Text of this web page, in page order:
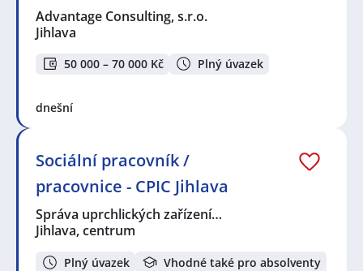
Advantage Consulting, s.r.o.
Jihlava
50 000 – 70 000 Kč Plný úvazek
dnešní
Sociální pracovník /
pracovnice - CPIC Jihlava
Správa uprchlických zařízení…
Jihlava, centrum
Plný úvazek Vhodné také pro absolventy